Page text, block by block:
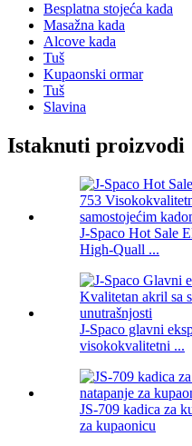
Besplatna stojeća kada
Masažna kada
Alcove kada
Tuš
Kupaonski ormar
Tuš
Slavina
Istaknuti proizvodi
J-Spaco Hot Sale
High-Quall ...
J-Spaco glavni
visokokvalitetni ...
JS-709 kadica za
za kupaonicu